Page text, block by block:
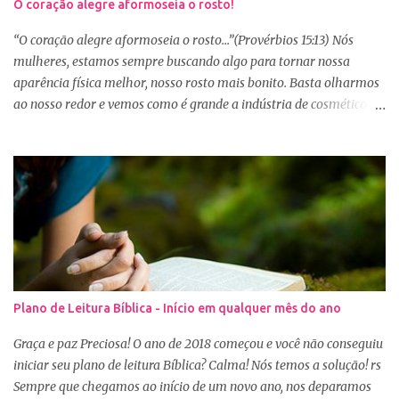
O coração alegre aformoseia o rosto!
“O coração alegre aformoseia o rosto...”(Provérbios 15:13) Nós
mulheres, estamos sempre buscando algo para tornar nossa
aparência física melhor, nosso rosto mais bonito. Basta olharmos
ao nosso redor e vemos como é grande a indústria de cosméticos e
se maquiar e testam produtos. Não é errado gostar de se cuidar e
buscar conhecimento de como ficar mais bonita e atraente. Eu
também gosto de maquiagem e dicas de beleza, no entanto,
precisamos cuidar primeiramente da nossa beleza interior. A
verdade é que, muitas de nós buscamos de forma desenfreada
ficarmos mais bonitas por fora tentando nos afirmar, e mostrar
que temos algum valor, porque nossos corações estão cheios de
amargura e traumas causados por situações que vivenciamos. O
Sábio rei Salomão nós dá uma dica de beleza no livro de
Provérbios dizendo que o coração alegre aformoseia o rosto. A
alegr...
Plano de Leitura Bíblica - Início em qualquer mês do ano
Graça e paz Preciosa! O ano de 2018 começou e você não conseguiu
iniciar seu plano de leitura Bíblica? Calma! Nós temos a solução! rs
Sempre que chegamos ao início de um novo ano, nos deparamos